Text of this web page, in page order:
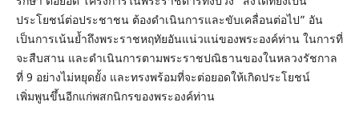
ประโยชน์ต่อประชาชน ต้องดำเนินการและขับเคลื่อนต่อไป” อัน
เป็นการเน้นย้ำถึงพระราชหฤทัยอันแน่วแน่ของพระองค์ท่าน ในการที่
จะสืบสาน และดำเนินการตามพระราชปณิธานของในหลวงรัชกาล
ที่ 9 อย่างไม่หยุดยั้ง และทรงพร้อมที่จะต่อยอดให้เกิดประโยชน์
เพิ่มพูนขึ้นอีกแก่พสกนิกรของพระองค์ท่าน